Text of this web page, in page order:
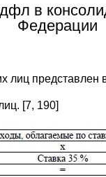
в
Федерации
лиц
[7, 190]